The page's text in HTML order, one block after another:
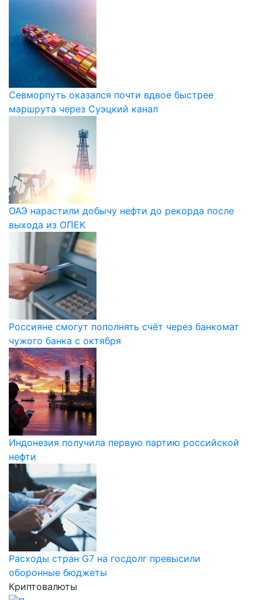
Севморпуть оказался почти вдвое быстрее
маршрута через Суэцкий канал
ОАЭ нарастили добычу нефти до рекорда после
выхода из ОПЕК
Россияне смогут пополнять счёт через банкомат
чужого банка с октября
Индонезия получила первую партию российской
нефти
Расходы стран G7 на госдолг превысили
оборонные бюджеты
Криптовалюты